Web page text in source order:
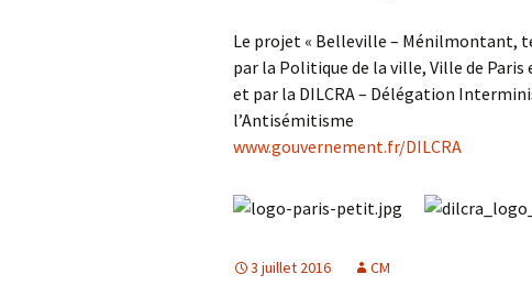
Le projet « Belleville – Ménilmontant,
par la Politique de la ville, Ville de Paris
et par la DILCRA – Délégation
l’Antisémitisme
www.gouvernement.fr/DILCRA
3 juillet 2016 CM